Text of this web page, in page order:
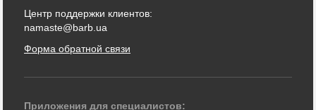
Центр поддержки клиентов:
namaste@barb.ua
Форма обратной связи
Приложения для специалистов: